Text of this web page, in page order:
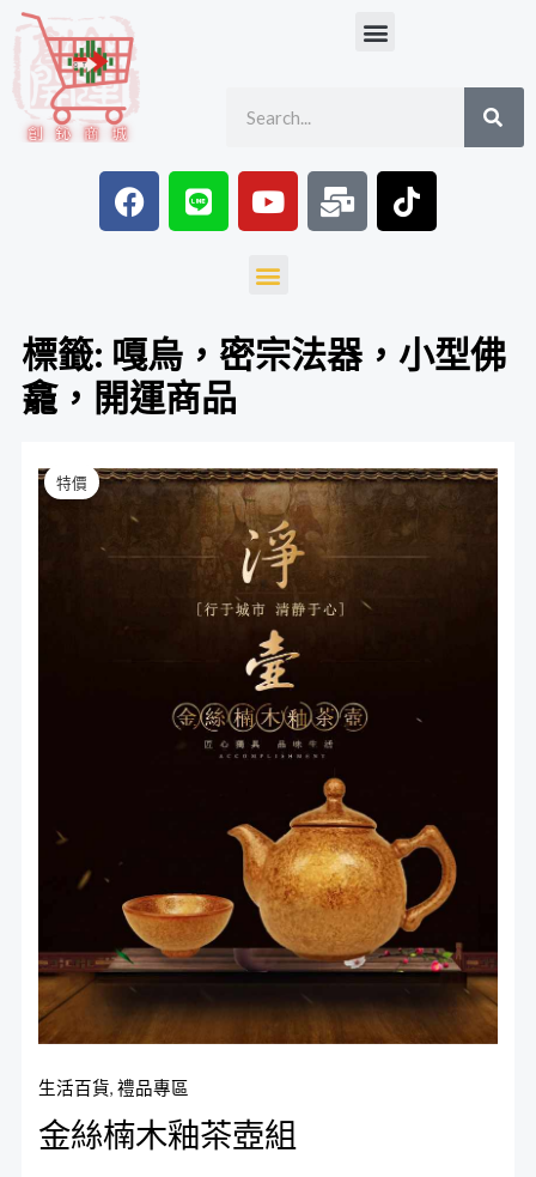
主
Menu
F
a
o
o
k
L
i
Y
o
t
b
e
M
a
b
u
T
i
k
Menu
標籤: 嘎烏，密宗法器，小型佛
龕，開運商品
特價
生活百貨,禮品專區
金絲楠木釉茶壺組
原
價
格：
NT$2,580。
目
前
價
格：
NT$1,980。
絲